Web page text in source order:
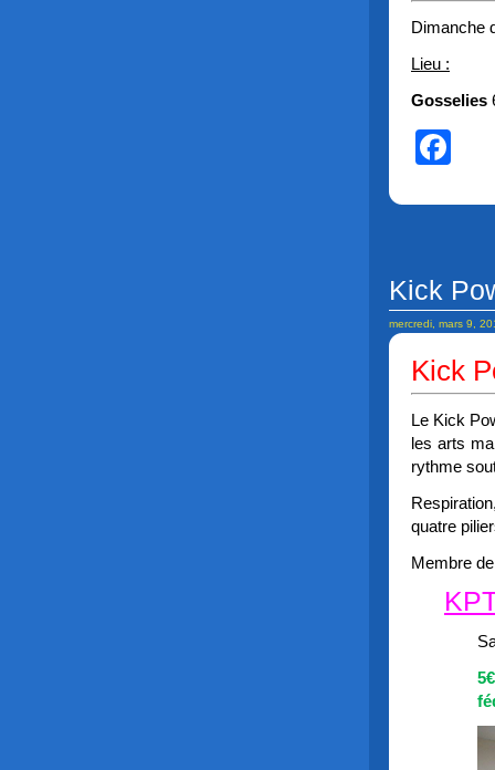
Dimanche
Lieu :
Gosselies
Kick
mercredi, mars 9,
Kick
Le Kick
les arts
rythme
quatre
Membre